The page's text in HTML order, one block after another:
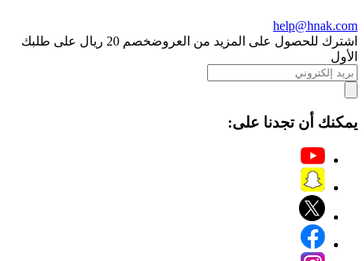
help@hnak.com
اشترك للحصول على المزيد من العروض
خصم 20 ريال على طلبك
الأول
يمكنك أن تجدنا على: